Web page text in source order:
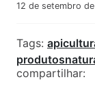
12 de setembro
Tags:
compartilhar: